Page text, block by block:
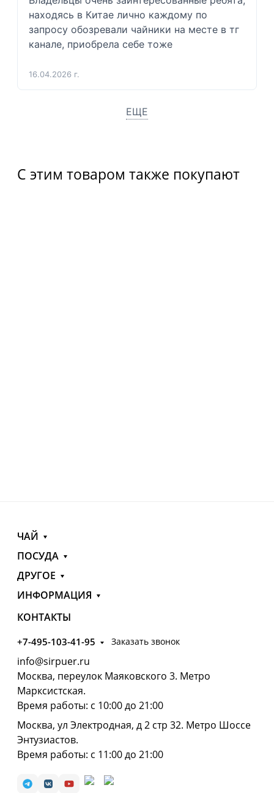
находясь в Китае лично каждому по
запросу обозревали чайники на месте в тг
канале, приобрела себе тоже
16.04.2026 г.
ЕЩЕ
С этим товаром также покупают
ЧАЙ
ПОСУДА
ДРУГОЕ
ИНФОРМАЦИЯ
КОНТАКТЫ
+7-495-103-41-95 Заказать звонок
info@sirpuer.ru
Москва, переулок Маяковского 3. Метро
Марксистская.
Время работы: с 10:00 до 21:00
Москва, ул Электродная, д 2 стр 32. Метро Шоссе
Энтузиастов.
Время работы: с 11:00 до 21:00